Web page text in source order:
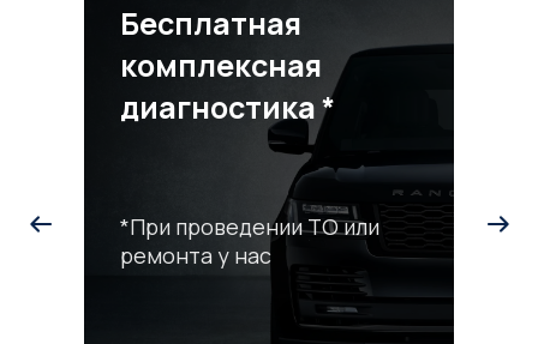
Бесплатная
комплексная
диагностика *
*При проведении ТО или
ремонта у нас